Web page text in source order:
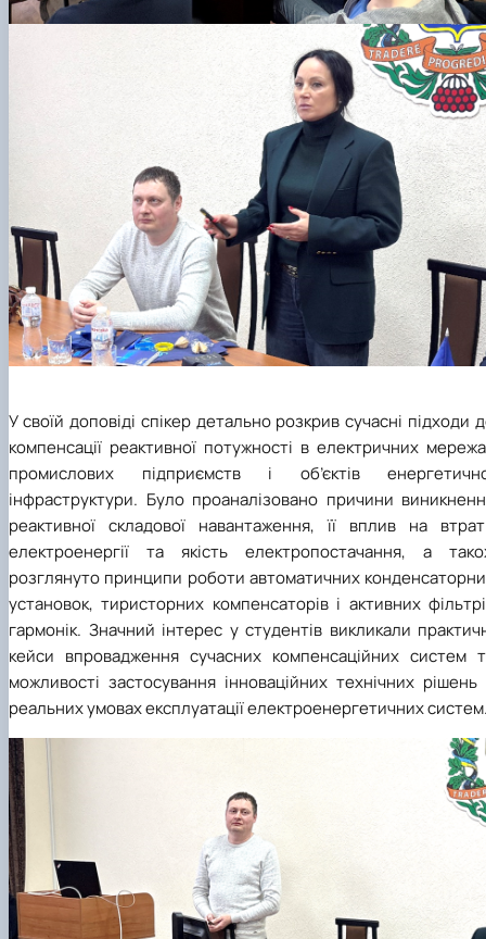
У своїй доповіді спікер детально розкрив сучасні підходи
компенсації реактивної потужності в електричних
промислових підприємств і об’єктів
інфраструктури. Було проаналізовано причини
реактивної складової навантаження, її вплив на
електроенергії та якість електропостачання, а
розглянуто принципи роботи автоматичних
установок, тиристорних компенсаторів і активних
гармонік. Значний інтерес у студентів викликали
кейси впровадження сучасних компенсаційних систем
можливості застосування інноваційних технічних рішень
реальних умовах експлуатації електроенергетичних